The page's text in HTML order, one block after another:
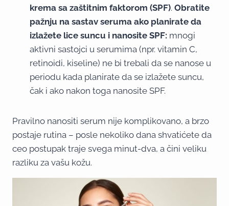
krema sa zaštitnim faktorom (SPF). Obratite
pažnju na sastav seruma ako planirate da
izlažete lice suncu i nanosite SPF: mnogi
aktivni sastojci u serumima (npr. vitamin C,
retinoidi, kiseline) ne bi trebali da se nanose u
periodu kada planirate da se izlažete suncu,
čak i ako nakon toga nanosite SPF.
Pravilno nanositi serum nije komplikovano, a brzo
postaje rutina – posle nekoliko dana shvatićete da
ceo postupak traje svega minut-dva, a čini veliku
razliku za vašu kožu.